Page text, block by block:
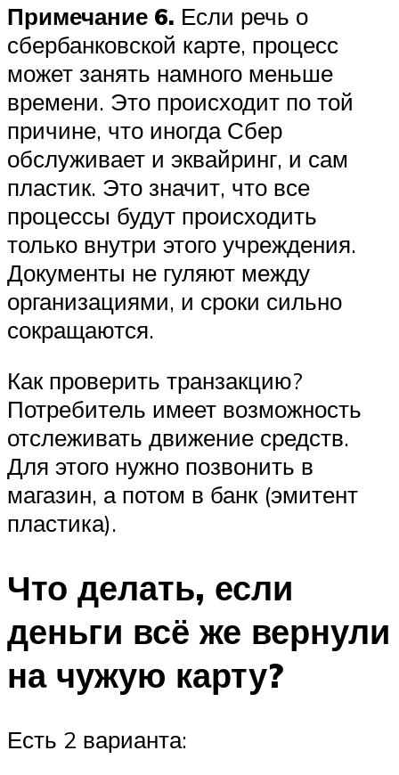
Примечание 6. Если речь о
сбербанковской карте, процесс
может занять намного меньше
времени. Это происходит по той
причине, что иногда Сбер
обслуживает и эквайринг, и сам
пластик. Это значит, что все
процессы будут происходить
только внутри этого учреждения.
Документы не гуляют между
организациями, и сроки сильно
сокращаются.
Как проверить транзакцию?
Потребитель имеет возможность
отслеживать движение средств.
Для этого нужно позвонить в
магазин, а потом в банк (эмитент
пластика).
Что делать, если
деньги всё же вернули
на чужую карту?
Есть 2 варианта: